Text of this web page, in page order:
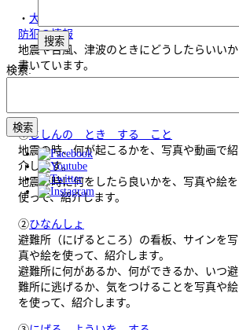
検索:
・ 大阪市 やさしい日本語をつかった防災や
防犯の情報
地震や台風、津波のときにどうしたらいいか
書いています。
①じしんの とき する こと
地震の時、何が起こるかを、写真や動画で紹
介します。
地震の時に何をしたら良いかを、写真や絵を
使って、紹介します。
②ひなんしょ
避難所（にげるところ）の看板、サインを写
真や絵を使って、紹介します。
避難所に何があるか、何ができるか、いつ避
難所に逃げるか、気をつけることを写真や絵
を使って、紹介します。